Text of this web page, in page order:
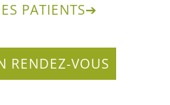
PATIENTS➔
RENDEZ-VOUS